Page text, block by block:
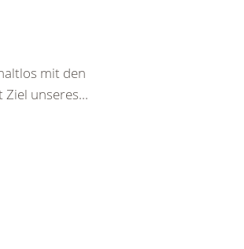
mit den
unseres...